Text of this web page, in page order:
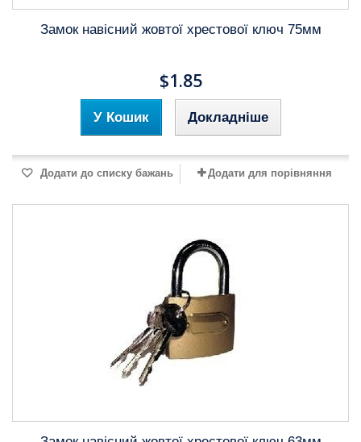
Замок навісний жовтої хрестової ключ 75мм
$1.85
У Кошик Докладніше
Додати до списку бажань Додати для порівняння